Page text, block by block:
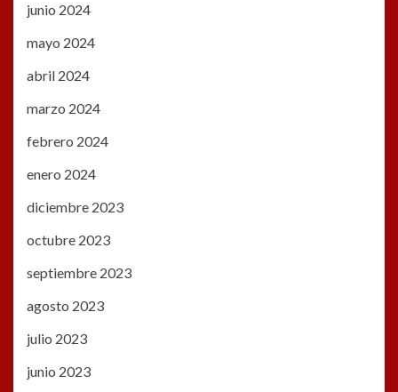
junio 2024
mayo 2024
abril 2024
marzo 2024
febrero 2024
enero 2024
diciembre 2023
octubre 2023
septiembre 2023
agosto 2023
julio 2023
junio 2023